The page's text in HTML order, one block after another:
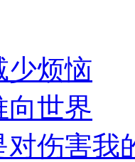
少烦恼
向世界
伤害我